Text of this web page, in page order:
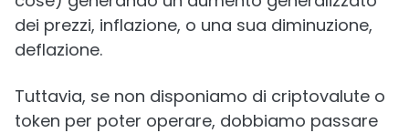
dei prezzi, inflazione, o una sua diminuzione,
deflazione.
Tuttavia, se non disponiamo di criptovalute o
token per poter operare, dobbiamo passare